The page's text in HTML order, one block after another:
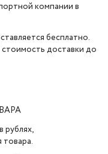
компании в
бесплатно.
доставки до
рублях,